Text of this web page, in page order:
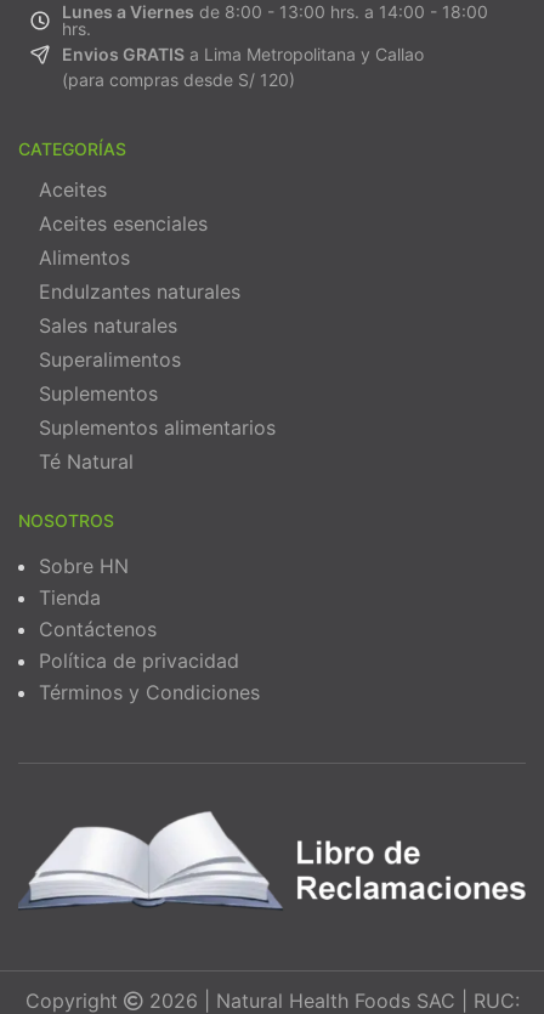
Lunes a Viernes de 8:00 - 13:00 hrs. a 14:00 - 18:00
hrs.
Envios GRATIS a Lima Metropolitana y Callao
(para compras desde S/ 120)
CATEGORÍAS
Aceites
Aceites esenciales
Alimentos
Endulzantes naturales
Sales naturales
Superalimentos
Suplementos
Suplementos alimentarios
Té Natural
NOSOTROS
Sobre HN
Tienda
Contáctenos
Política de privacidad
Términos y Condiciones
Copyright
2026 | Natural Health Foods SAC | RUC: